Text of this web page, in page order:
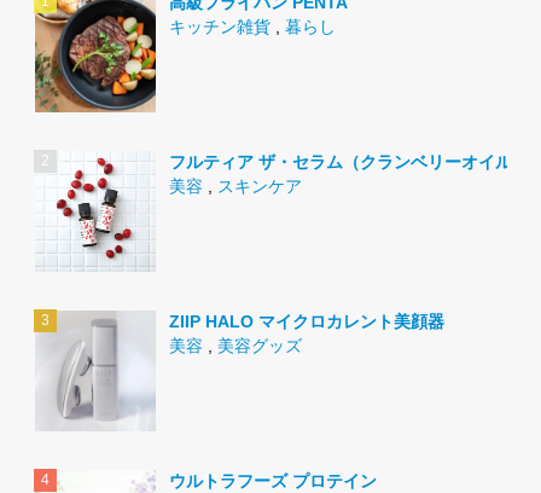
キッチン雑貨
暮らし
フルティア ザ・セラム（クランベリーオイル）
美容
スキンケア
ZIIP HALO マイクロカレント美顔器
美容
美容グッズ
ウルトラフーズ プロテイン